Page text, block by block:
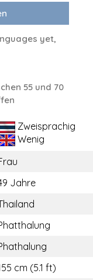
​​yet,
55 und 70
Zweisprachig
Wenig
Jahre
cm (5.1 ft)